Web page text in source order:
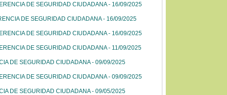
DE SEGURIDAD CIUDADANA - 16/09/2025
DE SEGURIDAD CIUDADANA - 16/09/2025
DE SEGURIDAD CIUDADANA - 16/09/2025
DE SEGURIDAD CIUDADANA - 11/09/2025
DE SEGURIDAD CIUDADANA - 09/09/2025
DE SEGURIDAD CIUDADANA - 09/09/2025
DE SEGURIDAD CIUDADANA - 09/05/2025